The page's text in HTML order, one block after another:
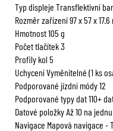
Typ displeje Transflektivní
Rozměr zařízení 97 x 57 x 17.6
Hmotnost 105 g
Počet tlačítek 3
Profily kol 5
Uchycení Vyměnitelné (1 ks
Podporované jízdní módy 12
Podporované typy dat 110+
Datové položky Až 10 na
Navigace Mapová navigace -